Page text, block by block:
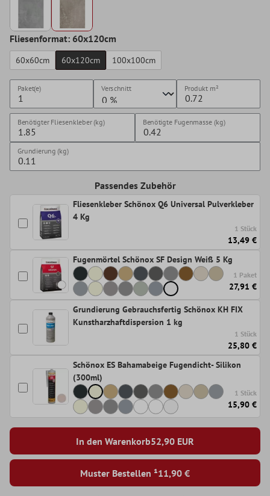
Fliesenformat: 60x120cm
60x60cm 60x120cm 100x100cm
Paket(e) Verschnitt Produkt m²
Benötigter Fliesenkleber (kg) Benötigte Fugenmasse (kg)
Grundierung (kg)
Passendes Zubehör
Fliesenkleber Schönox Q6 Universal Pulverkleber
4 Kg
1 Stück
13,49 €
Fugenmörtel Schönox SF Design Weiß 5 Kg
1 Paket
27,91 €
Grundierung Gebrauchsfertig Schönox KH FIX
Kunstharzhaftdispersion 1 kg
1 Stück
25,80 €
Schönox ES Bahamabeige Fugendicht- Silikon
(300ml)
1 Stück
15,90 €
In den Warenkorb52,90 EUR
Muster Bestellen ¹11,90 €